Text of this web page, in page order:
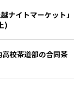
ナイトマーケット」
)
校茶道部の合同茶